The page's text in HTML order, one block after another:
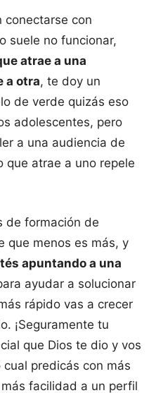
conectarse con
suele no funcionar,
atrae a una
a otra, te doy un
de verde quizás eso
adolescentes, pero
a una audiencia de
que atrae a uno repele
de formación de
que menos es más, y
apuntando a una
ayudar a solucionar
rápido vas a crecer
¡Seguramente tu
que Dios te dio y vos
predicás con más
facilidad a un perfil